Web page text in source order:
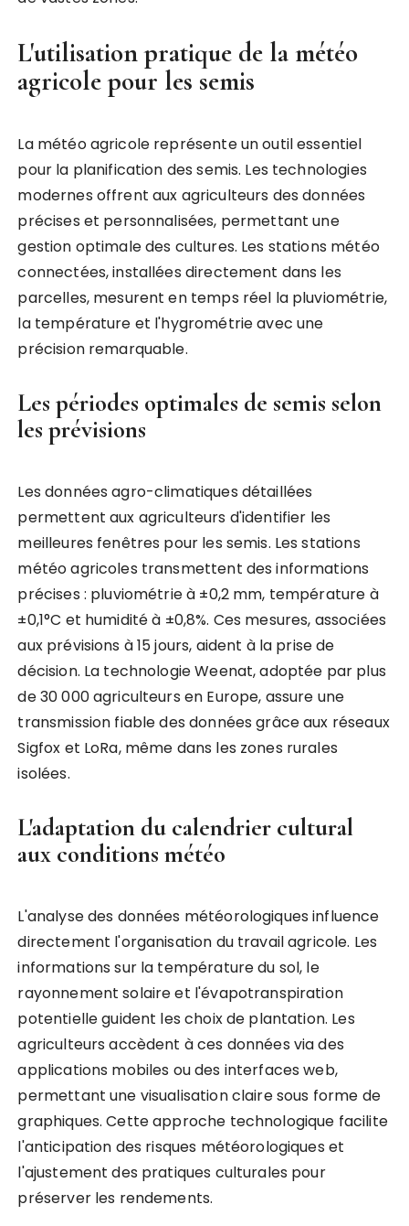
L'utilisation pratique de la météo
agricole pour les semis
La météo agricole représente un outil essentiel
pour la planification des semis. Les technologies
modernes offrent aux agriculteurs des données
précises et personnalisées, permettant une
gestion optimale des cultures. Les stations météo
connectées, installées directement dans les
parcelles, mesurent en temps réel la pluviométrie,
la température et l'hygrométrie avec une
précision remarquable.
Les périodes optimales de semis selon
les prévisions
Les données agro-climatiques détaillées
permettent aux agriculteurs d'identifier les
meilleures fenêtres pour les semis. Les stations
météo agricoles transmettent des informations
précises : pluviométrie à ±0,2 mm, température à
±0,1°C et humidité à ±0,8%. Ces mesures, associées
aux prévisions à 15 jours, aident à la prise de
décision. La technologie Weenat, adoptée par plus
de 30 000 agriculteurs en Europe, assure une
transmission fiable des données grâce aux réseaux
Sigfox et LoRa, même dans les zones rurales
isolées.
L'adaptation du calendrier cultural
aux conditions météo
L'analyse des données météorologiques influence
directement l'organisation du travail agricole. Les
informations sur la température du sol, le
rayonnement solaire et l'évapotranspiration
potentielle guident les choix de plantation. Les
agriculteurs accèdent à ces données via des
applications mobiles ou des interfaces web,
permettant une visualisation claire sous forme de
graphiques. Cette approche technologique facilite
l'anticipation des risques météorologiques et
l'ajustement des pratiques culturales pour
préserver les rendements.